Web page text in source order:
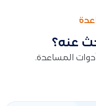
عنه؟
أدوات المساعدة.